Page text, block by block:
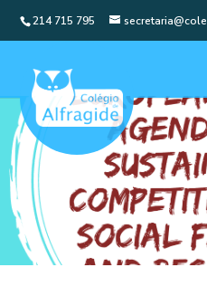
214 715 795